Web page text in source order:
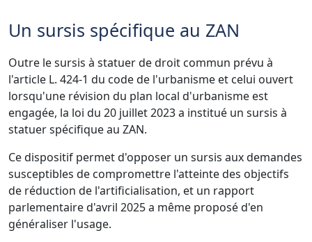
Un sursis spécifique au ZAN
Outre le sursis à statuer de droit commun prévu à
l'article L. 424-1 du code de l'urbanisme et celui ouvert
lorsqu'une révision du plan local d'urbanisme est
engagée, la loi du 20 juillet 2023 a institué un sursis à
statuer spécifique au ZAN.
Ce dispositif permet d'opposer un sursis aux demandes
susceptibles de compromettre l'atteinte des objectifs
de réduction de l'artificialisation, et un rapport
parlementaire d'avril 2025 a même proposé d'en
généraliser l'usage.